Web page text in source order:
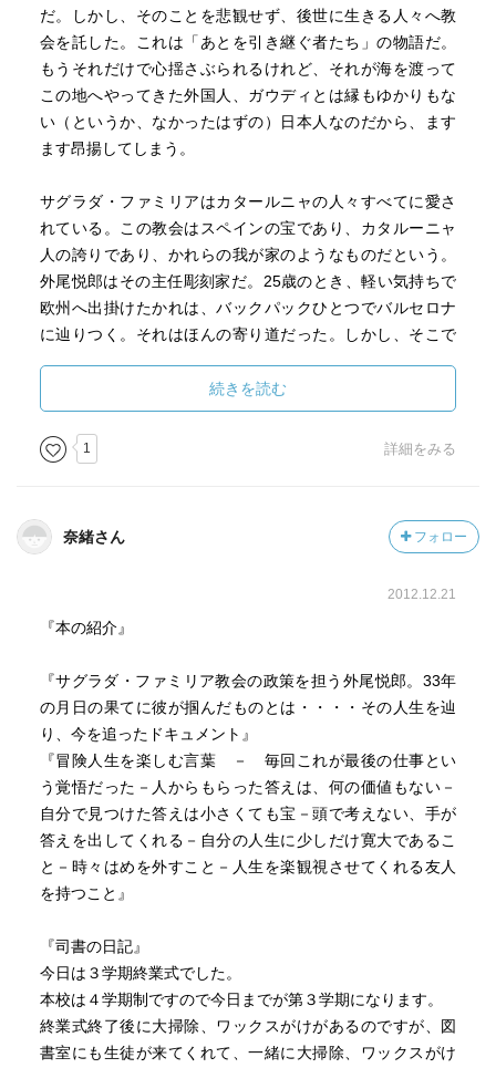
だ。しかし、そのことを悲観せず、後世に生きる人々へ教
会を託した。これは「あとを引き継ぐ者たち」の物語だ。
もうそれだけで心揺さぶられるけれど、それが海を渡って
この地へやってきた外国人、ガウディとは縁もゆかりもな
い（というか、なかったはずの）日本人なのだから、ます
ます昂揚してしまう。
サグラダ・ファミリアはカタールニャの人々すべてに愛さ
れている。この教会はスペインの宝であり、カタルーニャ
人の誇りであり、かれらの我が家のようなものだという。
外尾悦郎はその主任彫刻家だ。25歳のとき、軽い気持ちで
欧州へ出掛けたかれは、バックパックひとつでバルセロナ
に辿りつく。それはほんの寄り道だった。しかし、そこで
ままこの地にいついてしまう。ガウディについてはほとん
ど知らなかった。それから34年、サグラダ・ファミリアを
彫った唯一の外国人である外尾は、教会内に個室を持つ唯
一の彫刻家となった。「この世でいちばんガウディに詳し
アを訪れた際、教会を案内してくれたカタルーニャ人ガイ
ドはそういった。
「スペインの宝を日本人が彫る。すごいことだとおもう」
著者のいうとおり、それはほんとうにすごいことだとおも
術の非常勤講師をしていた外尾。しかし、それでは物足り
なくなって、彫刻の本場ヨーロッパへ旅立つ。この本は
NHK・BSプレミアム・ハイビジョン特集「いつでもスタン
バイOK 彫刻家・外尾悦郎 ガウディに挑む」をもとに書
き下ろしたドキュメンタリーだ。くせのない簡潔な言葉
で、外尾の情熱と勤勉、繊細な仕事ぶりと実直な人柄を伝
えている。かれは膨大な資料に目を通し、さまざまな場所
へ赴き、カタルーニャを、ガウディを学ぶ。勉強と観察と
研究を重ね、故人の思想を丁寧に読み解き、それを形にし
かとしかいいようがない。
でも、もっとも感動的なのは物語の後半だ。外尾には実は
弟子がいる。それが第6章で明らかになる。これから製作さ
れる「生誕の門」の扉は、おそらくその弟子が彫ることに
続きを読む
1 詳細をみる
奈緒さん フォロー
2012.12.21
『本の紹介』
『サグラダ・ファミリア教会の政策を担う外尾悦郎。33年
の月日の果てに彼が掴んだものとは・・・・その人生を辿
り、今を追ったドキュメント』
『冒険人生を楽しむ言葉 － 毎回これが最後の仕事とい
う覚悟だった－人からもらった答えは、何の価値もない－
自分で見つけた答えは小さくても宝－頭で考えない、手が
答えを出してくれる－自分の人生に少しだけ寛大であるこ
と－時々はめを外すこと－人生を楽観視させてくれる友人
を持つこと』
『司書の日記』
今日は３学期終業式でした。
本校は４学期制ですので今日までが第３学期になります。
終業式終了後に大掃除、ワックスがけがあるのですが、図
書室にも生徒が来てくれて、一緒に大掃除、ワックスがけ